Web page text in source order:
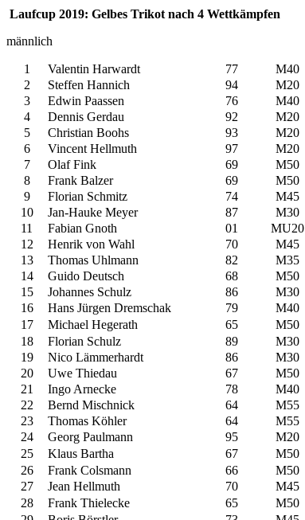
Laufcup 2019: Gelbes Trikot nach 4 Wettkämpfen
männlich
1 Valentin Harwardt 77 M40
2
Steffen Hannich 94 M20
3
Edwin Paassen 76 M40
4
Dennis Gerdau 92 M20
5
Christian Boohs 93 M20
6
Vincent Hellmuth 97 M20
7
Olaf Fink 69 M50
8
Frank Balzer 69 M50
9
Florian Schmitz 74 M45
10
Jan-Hauke Meyer 87 M30
11
Fabian Gnoth 01 MU20
12
Henrik von Wahl 70 M45
13
Thomas Uhlmann 82 M35
14
Guido Deutsch 68 M50
15
Johannes Schulz 86 M30
16
Hans Jürgen Dremschak 79 M40
17
Michael Hegerath 65 M50
18
Florian Schulz 89 M30
19
Nico Lämmerhardt 86 M30
20
Uwe Thiedau 67 M50
21
Ingo Arnecke 78 M40
22
Bernd Mischnick 64 M55
23
Thomas Köhler 64 M55
24
Georg Paulmann 95 M20
25
Klaus Bartha 67 M50
26
Frank Colsmann 66 M50
27
Jean Hellmuth 70 M45
28
Frank Thielecke 65 M50